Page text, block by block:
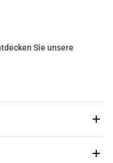
Sie unsere